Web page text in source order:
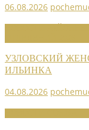
06.08.2026
УЗЛОВСКИЙ
ИЛЬИНКА
04.08.2026